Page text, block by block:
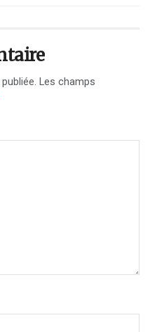
Les champs